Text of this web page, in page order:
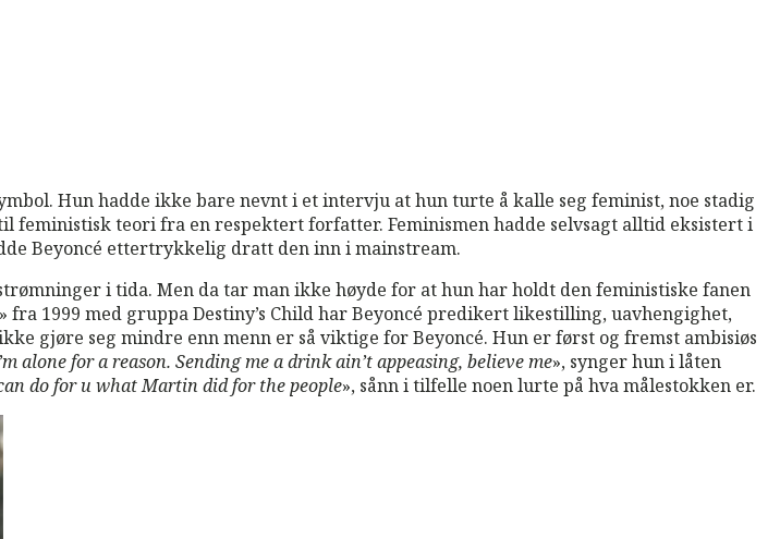
Hun hadde ikke bare nevnt i et intervju at hun turte å kalle seg feminist, noe stadig
feministisk teori fra en respektert forfatter. Feminismen hadde selvsagt alltid eksistert i
Beyoncé ettertrykkelig dratt den inn i mainstream.
i tida. Men da tar man ikke høyde for at hun har holdt den feministiske fanen
1999 med gruppa Destiny’s Child har Beyoncé predikert likestilling, uavhengighet,
gjøre seg mindre enn menn er så viktige for Beyoncé. Hun er først og fremst ambisiøs
alone for a reason. Sending me a drink ain’t appeasing, believe me», synger hun i låten
do for u what Martin did for the people», sånn i tilfelle noen lurte på hva målestokken er.